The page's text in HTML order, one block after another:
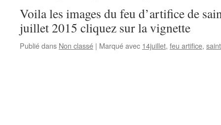
Voila les images du feu d’artifice de
juillet 2015 cliquez sur la vignette
Publié dans Non classé | Marqué avec 14juillet, feu artifice,